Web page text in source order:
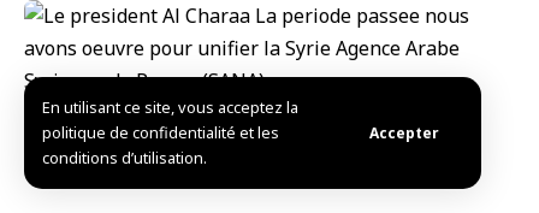
En utilisant ce site, vous acceptez la
politique de confidentialité et les
conditions d’utilisation.
Accepter